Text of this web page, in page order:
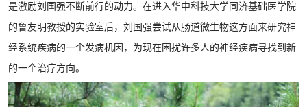
是激励刘国强不断前行的动力。在进入华中科技大学同济基础医学院
的鲁友明教授的实验室后，刘国强尝试从肠道微生物这方面来研究神
经系统疾病的一个发病机因，为现在困扰许多人的神经疾病寻找到新
的一个治疗方向。